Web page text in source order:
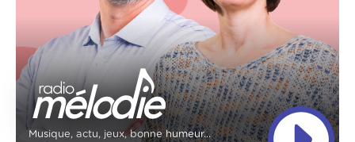
Musique, actu, jeux, bonne humeur...